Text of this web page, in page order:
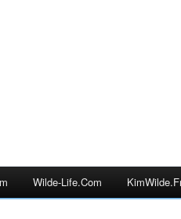
Wilde-Life.com